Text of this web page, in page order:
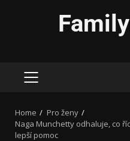
Home
Pro ženy
Naga Munchetty odhaluje, co
lepší pomoc